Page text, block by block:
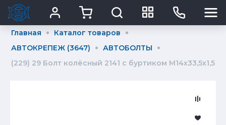
Главная
Каталог товаров
АВТОКРЕПЕЖ (3647)
АВТОБОЛТЫ
(229) 29 Болт колёсный 2141 с буртиком М14х33,5х1,5